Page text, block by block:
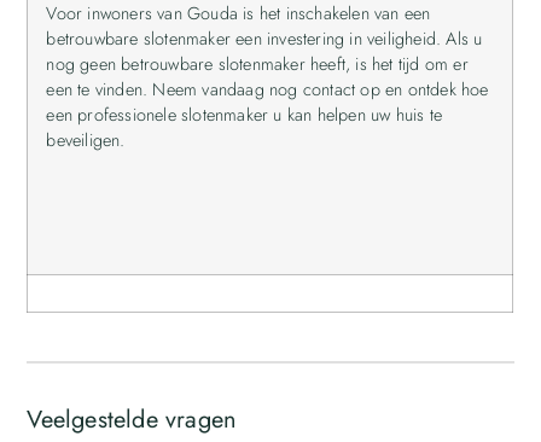
Voor inwoners van Gouda is het inschakelen van een
betrouwbare slotenmaker een investering in veiligheid. Als u
nog geen betrouwbare slotenmaker heeft, is het tijd om er
een te vinden. Neem vandaag nog contact op en ontdek hoe
een professionele slotenmaker u kan helpen uw huis te
beveiligen.
Veelgestelde vragen